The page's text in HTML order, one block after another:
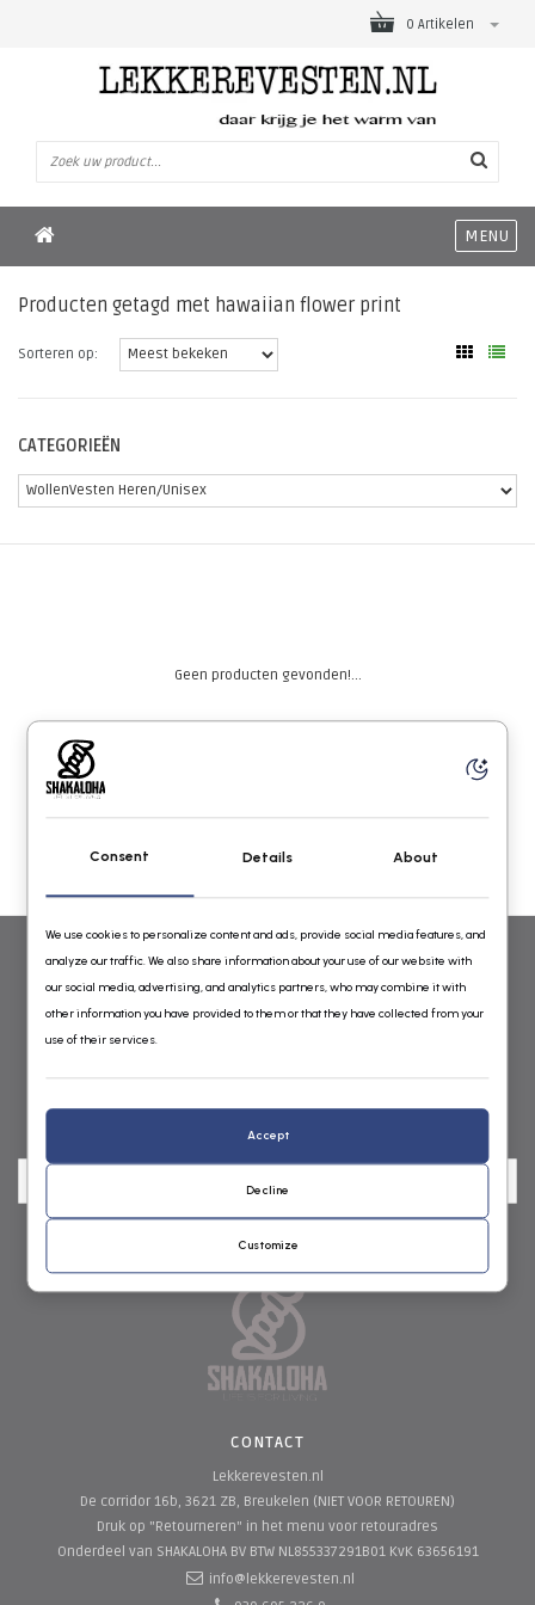
0 Artikelen
MENU
Producten getagd met hawaiian flower print
Sorteren op:
CATEGORIEËN
Geen producten gevonden!...
WOLLEN VESTEN VOOR DAMES EN HEREN VAN SHAKALOHA
NIEUWSBRIEF
CONTACT
Lekkerevesten.nl
De corridor 16b, 3621 ZB, Breukelen (NIET VOOR RETOUREN)
Druk op "Retourneren" in het menu voor retouradres
Onderdeel van SHAKALOHA BV BTW NL855337291B01 KvK 63656191
info@lekkerevesten.nl
Consent Details About
We use cookies to personalize content and ads, provide social media features, and
analyze our traffic. We also share information about your use of our website with
our social media, advertising, and analytics partners, who may combine it with
other information you have provided to them or that they have collected from your
use of their services.
Accept
Decline
Customize